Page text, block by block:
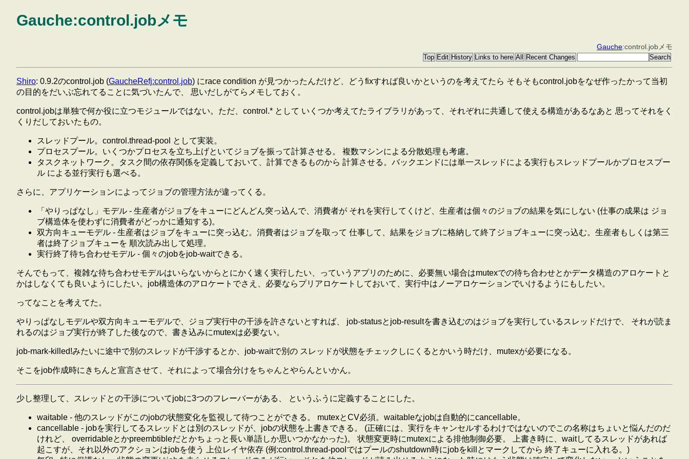
Gauche:control.jobメモ
Gauche:control.jobメモ
Shiro: 0.9.2のcontrol.job (GaucheRefj:control.job) にrace condition が見つかったんだけど、どうfixすれば良いかというのを考えてたら そもそもcontrol.jobをなぜ作ったかって当初
の目的をだいぶ忘れてることに気づいたんで、 思いだしがてらメモしておく。
control.jobは単独で何か役に立つモジュールではない。ただ、control.* として いくつか考えてたライブラリがあって、それぞれに共通して使える構造があるなあと 思ってそれをく
くりだしておいたもの。
スレッドプール。control.thread-pool として実装。
プロセスプール。いくつかプロセスを立ち上げといてジョブを振って計算させる。 複数マシンによる分散処理も考慮。
タスクネットワーク。タスク間の依存関係を定義しておいて、計算できるものから 計算させる。バックエンドには単一スレッドによる実行もスレッドプールかプロセスプー
ル による並行実行も選べる。
さらに、アプリケーションによってジョブの管理方法が違ってくる。
「やりっぱなし」モデル - 生産者がジョブをキューにどんどん突っ込んで、消費者が それを実行してくけど、生産者は個々のジョブの結果を気にしない (仕事の成果は ジョ
ブ構造体を使わずに消費者がどっかに通知する)。
双方向キューモデル - 生産者はジョブをキューに突っ込む。消費者はジョブを取って 仕事して、結果をジョブに格納して終了ジョブキューに突っ込む。生産者もしくは第三
者は終了ジョブキューを 順次読み出して処理。
実行終了待ち合わせモデル - 個々のjobをjob-waitできる。
そんでもって、複雑な待ち合わせモデルはいらないからとにかく速く実行したい、っていうアプリのために、必要無い場合はmutexでの待ち合わせとかデータ構造のアロケートと
かはしなくても良いようにしたい。job構造体のアロケートでさえ、必要ならプリアロケートしておいて、実行中はノーアロケーションでいけるようにもしたい。
ってなことを考えてた。
やりっぱなしモデルや双方向キューモデルで、ジョブ実行中の干渉を許さないとすれば、 job-statusとjob-resultを書き込むのはジョブを実行しているスレッドだけで、 それが読ま
れるのはジョブ実行が終了した後なので、書き込みにmutexは必要ない。
job-mark-killed!みたいに途中で別のスレッドが干渉するとか、job-waitで別の スレッドが状態をチェックしにくるとかいう時だけ、mutexが必要になる。
そこをjob作成時にきちんと宣言させて、それによって場合分けをちゃんとやらんといかん。
少し整理して、スレッドとの干渉についてjobに3つのフレーバーがある、 というふうに定義することにした。
waitable - 他のスレッドがこのjobの状態変化を監視して待つことができる。 mutexとCV必須。waitableなjobは自動的にcancellable。
cancellable - jobを実行してるスレッドとは別のスレッドが、jobの状態を上書きできる。 (正確には、実行をキャンセルするわけではないのでこの名称はちょいと悩んだのだ
けれど、 overridableとかpreembtibleだとかちょっと長い単語しか思いつかなかった)。 状態変更時にmutexによる排他制御必要。 上書き時に、waitしてるスレッドがあれば
起こすが、それ以外のアクションはjobを使う 上位レイヤ依存 (例:control.thread-poolではプールのshutdown時にjobをkillとマークしてから 終了キューに入れる。)